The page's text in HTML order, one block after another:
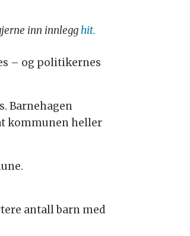
inn innlegghit.
– og politikernes
Barnehagen
kommunen heller
antall barn med